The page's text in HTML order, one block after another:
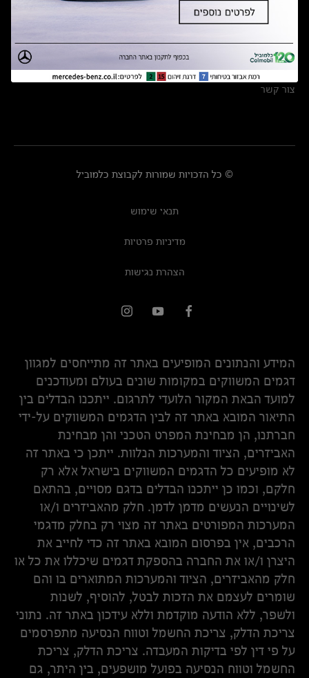
מצאו אותנו
אולמות תצוגה
מרכזי שירות
צור קשר
© כל הזכויות שמורות לקבוצת כלמוביל
תנאי שימוש
מדיניות פרטיות
הצהרת נגישות
המידע והנתונים המופיעים באתר זה מתייחסים למגוון
דגמים המשווקים במקומות שונים בעולם ומעודכנים
למועד הבאת המקור הלועדי לתרגום. ייתכנו הבדלים בין
התיאור המובא באתר זה לבין הדגמים המשווקים על-ידי
חברתנו, הן מבחינת המפרט הטכני והן מבחינת
האביזרים, הציוד והמערכות הנלוות. ייתכן כי באתר זה
לא מופיעים כל הדגמים המשווקים בישראל אלא רק
חלקם, וכמו כן ייתכנו הבדלים בדגם מסויים, בהתאם
לשינויים הנעשים מדמן לדמן. חלק מהאביזרים ו/או
המערכות המפורטים באתר זה מצוי רק בחלק מדגמי
הרכבים, אין בפרסום המובא באתר זה כדי לחייב את
היצרן ו/או את החברה בהספקת דגמים שיכללו את כל או
חלק מהאביזרים, הציוד והמערכות המתוארים בו והם
שומרים לעצמם את הזכות לבטל, להוסיף, לשנות
ולשפר, ללא הודעה מוקדמת וללא עידכון באתר זה. נתוני
צריכת הדלק, צריכת החשמל וטווח הנסיעה מתפרסמים
על פי דין לפי בדיקות המעבדה. צריכת הדלק, צריכת
החשמל וטווח הנסיעה בפועל מושפעים, בין היתר, גם